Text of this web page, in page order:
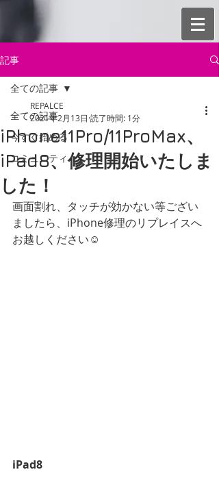
記事
全ての記事
今すぐ始める
コミュニティ
全ての記事
iPhone11Pro/11ProMax、
iPad8、修理開始いたしま
した！
REPALCE
2021年2月13日 読了時間: 1分
画面割れ、タッチが効かない等ござい
ましたら、iPhone修理のリプレイスへ
お越しください☺
iPad8